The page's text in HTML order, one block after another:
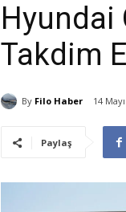
Hyundai
Takdim
By Filo Haber 14
Paylaş